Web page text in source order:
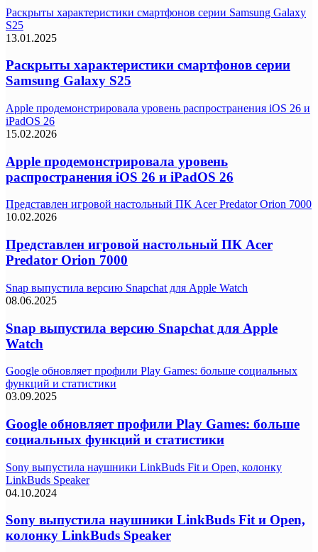
Раскрыты характеристики смартфонов серии Samsung Galaxy
S25
13.01.2025
Раскрыты характеристики смартфонов серии
Samsung Galaxy S25
Apple продемонстрировала уровень распространения iOS 26 и
iPadOS 26
15.02.2026
Apple продемонстрировала уровень
распространения iOS 26 и iPadOS 26
Представлен игровой настольный ПК Acer Predator Orion 7000
10.02.2026
Представлен игровой настольный ПК Acer
Predator Orion 7000
Snap выпустила версию Snapchat для Apple Watch
08.06.2025
Snap выпустила версию Snapchat для Apple
Watch
Google обновляет профили Play Games: больше социальных
функций и статистики
03.09.2025
Google обновляет профили Play Games: больше
социальных функций и статистики
Sony выпустила наушники LinkBuds Fit и Open, колонку
LinkBuds Speaker
04.10.2024
Sony выпустила наушники LinkBuds Fit и Open,
колонку LinkBuds Speaker